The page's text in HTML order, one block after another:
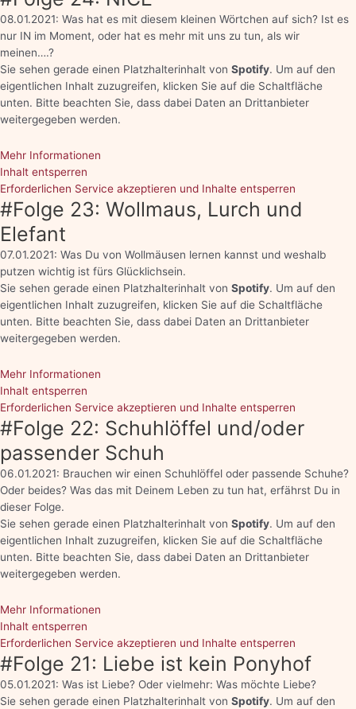
08.01.2021: Was hat es mit diesem kleinen Wörtchen auf sich? Ist es
nur IN im Moment, oder hat es mehr mit uns zu tun, als wir
meinen….?
Sie sehen gerade einen Platzhalterinhalt von Spotify. Um auf den
eigentlichen Inhalt zuzugreifen, klicken Sie auf die Schaltfläche
unten. Bitte beachten Sie, dass dabei Daten an Drittanbieter
weitergegeben werden.
Mehr Informationen
Inhalt entsperren
Erforderlichen Service akzeptieren und Inhalte entsperren
#Folge 23: Wollmaus, Lurch und
Elefant
07.01.2021: Was Du von Wollmäusen lernen kannst und weshalb
putzen wichtig ist fürs Glücklichsein.
Sie sehen gerade einen Platzhalterinhalt von Spotify. Um auf den
eigentlichen Inhalt zuzugreifen, klicken Sie auf die Schaltfläche
unten. Bitte beachten Sie, dass dabei Daten an Drittanbieter
weitergegeben werden.
Mehr Informationen
Inhalt entsperren
Erforderlichen Service akzeptieren und Inhalte entsperren
#Folge 22: Schuhlöffel und/oder
passender Schuh
06.01.2021: Brauchen wir einen Schuhlöffel oder passende Schuhe?
Oder beides? Was das mit Deinem Leben zu tun hat, erfährst Du in
dieser Folge.
Sie sehen gerade einen Platzhalterinhalt von Spotify. Um auf den
eigentlichen Inhalt zuzugreifen, klicken Sie auf die Schaltfläche
unten. Bitte beachten Sie, dass dabei Daten an Drittanbieter
weitergegeben werden.
Mehr Informationen
Inhalt entsperren
Erforderlichen Service akzeptieren und Inhalte entsperren
#Folge 21: Liebe ist kein Ponyhof
05.01.2021: Was ist Liebe? Oder vielmehr: Was möchte Liebe?
Sie sehen gerade einen Platzhalterinhalt von Spotify. Um auf den